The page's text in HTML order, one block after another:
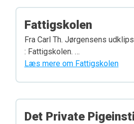
Fattigskolen
Fra Carl Th. Jørgensens
: Fattigskolen. …
Læs mere om Fattigskolen
Det Private